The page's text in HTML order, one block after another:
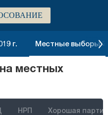
г. Местные выборы
местных
НРП Хорошая партия